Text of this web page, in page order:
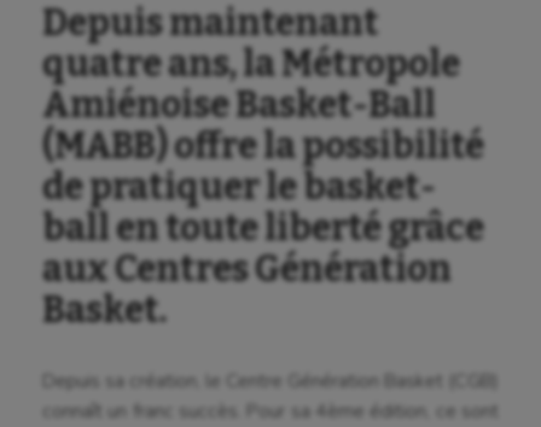
Depuis maintenant
quatre ans, la Métropole
Amiénoise Basket-Ball
(MABB) offre la possibilité
de pratiquer le basket-
ball en toute liberté grâce
aux Centres Génération
Basket.
Depuis sa création, le Centre Génération Basket (CGB)
connaît un franc succès. Pour sa 4ème édition, ce sont